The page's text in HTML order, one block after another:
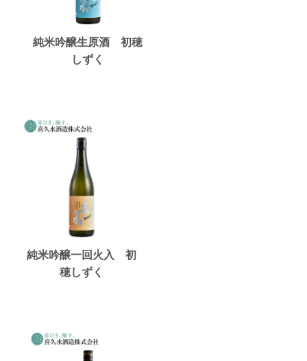
純米吟醸生原酒 初穂
しずく
純米吟醸一回火入 初
穂しずく